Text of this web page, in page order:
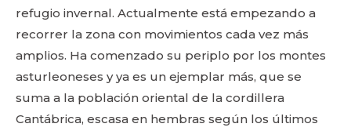
refugio invernal. Actualmente está empezando a
recorrer la zona con movimientos cada vez más
amplios. Ha comenzado su periplo por los montes
asturleoneses y ya es un ejemplar más, que se
suma a la población oriental de la cordillera
Cantábrica, escasa en hembras según los últimos